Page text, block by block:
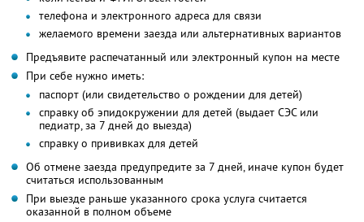
телефона и электронного адреса для связи
желаемого времени заезда или альтернативных вариантов
Предъявите распечатанный или электронный купон на месте
При себе нужно иметь:
паспорт (или свидетельство о рождении для детей)
справку об эпидокружении для детей (выдает СЭС или
педиатр, за 7 дней до выезда)
справку о прививках для детей
Об отмене заезда предупредите за 7 дней, иначе купон будет
считаться использованным
При выезде раньше указанного срока услуга считается
оказанной в полном объеме